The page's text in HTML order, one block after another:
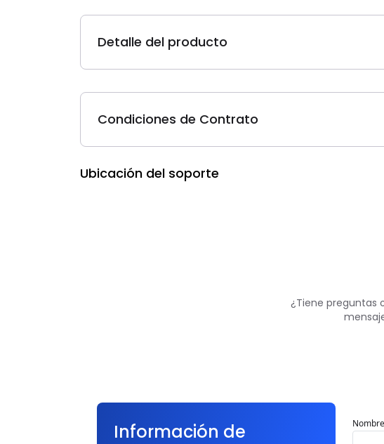
Detalle del producto
Condiciones de Contrato
Ubicación del soporte
¿Tiene preguntas
Información de